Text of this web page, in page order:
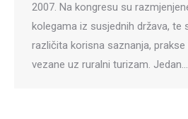
2007. Na kongresu su
kolegama iz susjednih država, te
različita korisna saznanja,
vezane uz ruralni turizam. Jedan…